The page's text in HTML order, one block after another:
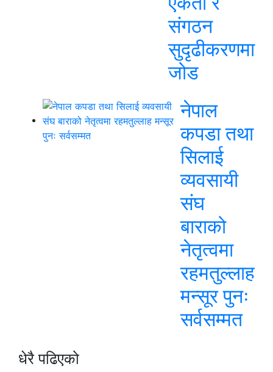
संगठन
सुदृढीकरणमा
जोड
नेपाल
कपडा तथा
सिलाई
व्यवसायी
संघ
बाराको
नेतृत्वमा
रहमतुल्लाह
मन्सूर पुनः
सर्वसम्मत
धेरै पढिएको